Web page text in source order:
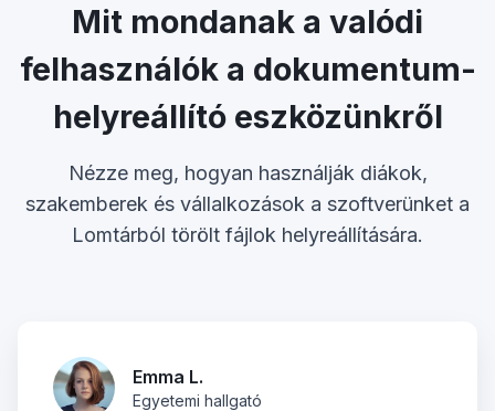
Mit mondanak a valódi
felhasználók a dokumentum-
helyreállító eszközünkről
Nézze meg, hogyan használják diákok,
szakemberek és vállalkozások a szoftverünket a
Lomtárból törölt fájlok helyreállítására.
Emma L.
Egyetemi hallgató